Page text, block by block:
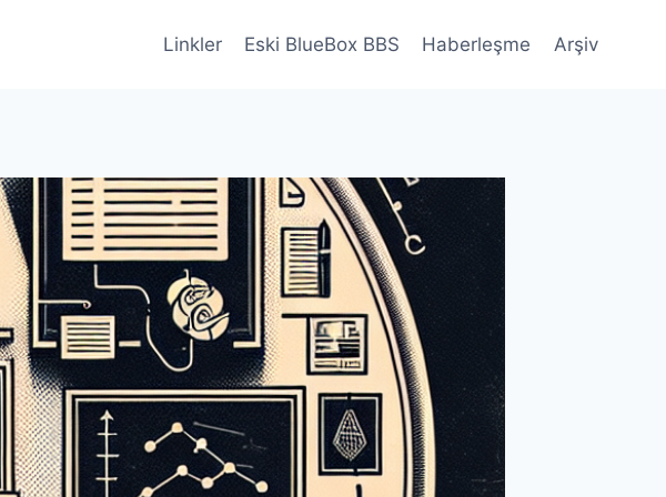
Linkler Eski BlueBox BBS Haberleşme Arşiv